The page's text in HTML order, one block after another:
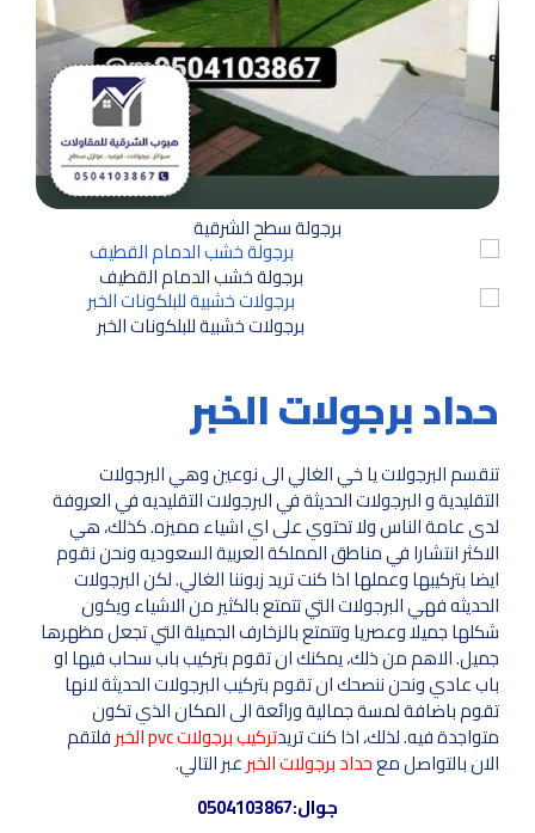
برجولة سطح الشرقية
برجولة خشب الدمام القطيف
برجولات خشبية للبلكونات الخبر
حداد برجولات الخبر
تنقسم البرجولات يا خي الغالي الى نوعين وهي البرجولات
التقليدية و البرجولات الحديثة في البرجولات التقليديه في العروفة
لدى عامة الناس ولا تحتوي على اي اشياء مميزه. كذلك، هي
الاكثر انتشارا في مناطق المملكة العربية السعوديه ونحن نقوم
ايضا بتركيبها وعملها اذا كنت تريد زبوننا الغالي. لكن البرجولات
الحديثه فهي البرجولات التي تتمتع بالكثير من الاشياء ويكون
شكلها جميلا وعصريا وتتمتع بالزخارف الجميلة التي تجعل مظهرها
جميل. الاهم من ذلك، يمكنك ان تقوم بتركيب باب سحاب فيها او
باب عادي ونحن ننصحك ان تقوم بتركيب البرجولات الحديثة لانها
تقوم باضافة لمسة جمالية ورائعة الى المكان الذي تكون
متواجدة فيه. لذلك، اذا كنت تريدتركيب برجولات pvc الخبر فلتقم
الان بالتواصل معحداد برجولات الخبرعبر التالي.
جوال:0504103867